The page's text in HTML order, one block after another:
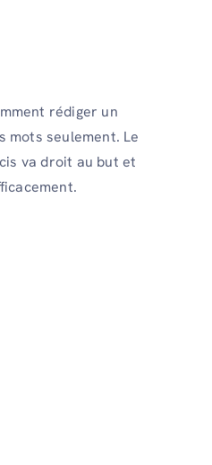
rédiger un
mots seulement. Le
va droit au but et